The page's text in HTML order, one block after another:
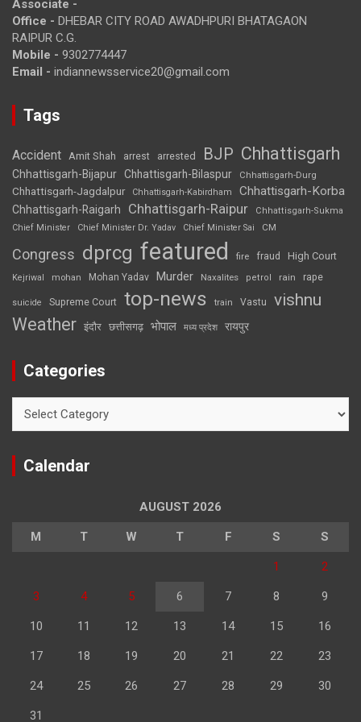
Associate -
Office - DHEBAR CITY ROAD AWADHPURI BHATAGAON
RAIPUR C.G.
Mobile - 9302774447
Email - indiannewsservice20@gmail.com
Tags
Accident Amit Shah arrest arrested BJP Chhattisgarh
Chhattisgarh-Bijapur Chhattisgarh-Bilaspur Chhattisgarh-Durg
Chhattisgarh-Jagdalpur Chhattisgarh-Kabirdham Chhattisgarh-Korba
Chhattisgarh-Raigarh Chhattisgarh-Raipur
Chhattisgarh-Sukma
Chief Minister
Chief Minister Dr. Yadav Chief Minister Sai CM
Congress dprcg featured fire fraud High Court
Kejriwal mohan Mohan Yadav Murder Naxalites petrol rain rape
suicide Supreme Court top-news train Vastu vishnu
Weather इंदौर छत्तीसगढ़ भोपाल मध्य प्रदेश रायपुर
Categories
Calendar
AUGUST 2026
M T W T F S S
1 2
3 4 5 6 7 8 9
10 11 12 13 14 15 16
17 18 19 20 21 22 23
24 25 26 27 28 29 30
31